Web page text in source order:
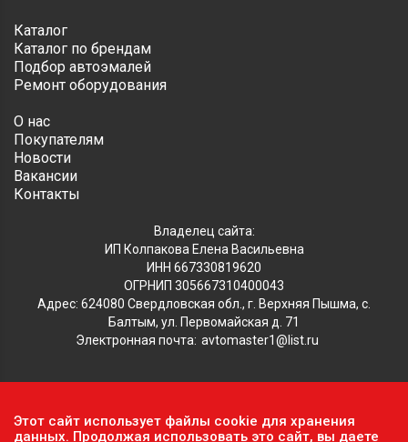
Каталог
Каталог по брендам
Подбор автоэмалей
Ремонт оборудования
О нас
Покупателям
Новости
Вакансии
Контакты
Владелец сайта:
ИП Колпакова Елена Васильевна
ИНН 667330819620
ОГРНИП 305667310400043
Адрес: 624080 Свердловская обл., г. Верхняя Пышма, с.
Балтым, ул. Первомайская д. 71
Электронная почта: avtomaster1@list.ru
Обратите внимание, что данный сайт носит исключительно
информационный характер и ни при каких условиях не
Этот сайт использует файлы cookie для хранения
данных. Продолжая использовать это сайт, вы даете